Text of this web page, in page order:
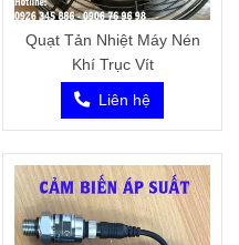
Quạt Tản Nhiệt Máy Nén
Khí Trục Vít
Liên hệ